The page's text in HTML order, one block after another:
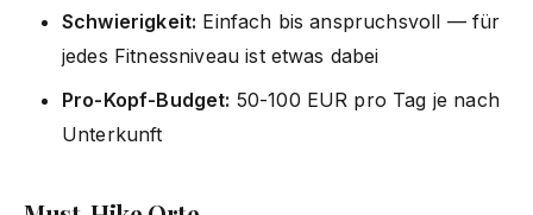
Schwierigkeit: Einfach bis anspruchsvoll — für
jedes Fitnessniveau ist etwas dabei
Pro-Kopf-Budget: 50-100 EUR pro Tag je nach
Unterkunft